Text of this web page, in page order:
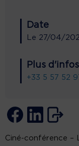
Date
Le 27/04/
Plus d'infos
+33 5 57 52
Ciné-conférence –